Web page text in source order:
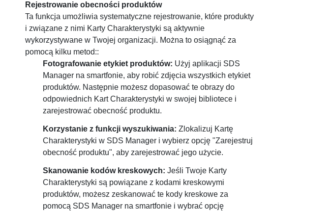
Rejestrowanie obecności produktów
Ta funkcja umożliwia systematyczne rejestrowanie, które produkty
i związane z nimi Karty Charakterystyki są aktywnie
wykorzystywane w Twojej organizacji. Można to osiągnąć za
pomocą kilku metod::
Fotografowanie etykiet produktów: Użyj aplikacji SDS
Manager na smartfonie, aby robić zdjęcia wszystkich etykiet
produktów. Następnie możesz dopasować te obrazy do
odpowiednich Kart Charakterystyki w swojej bibliotece i
zarejestrować obecność produktu.
Korzystanie z funkcji wyszukiwania: Zlokalizuj Kartę
Charakterystyki w SDS Manager i wybierz opcję "Zarejestruj
obecność produktu", aby zarejestrować jego użycie.
Skanowanie kodów kreskowych: Jeśli Twoje Karty
Charakterystyki są powiązane z kodami kreskowymi
produktów, możesz zeskanować te kody kreskowe za
pomocą SDS Manager na smartfonie i wybrać opcję